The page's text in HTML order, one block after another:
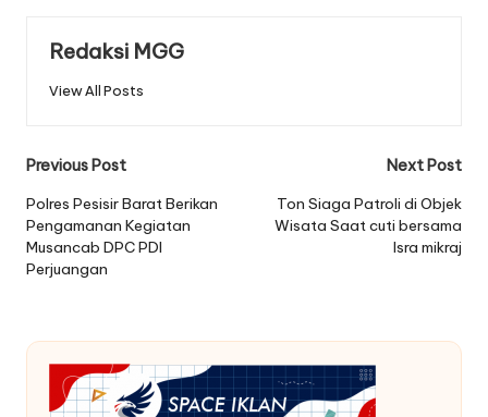
Redaksi MGG
View All Posts
Post
navigation
Previous Post
Polres Pesisir Barat Berikan
Pengamanan Kegiatan
Musancab DPC PDI
Perjuangan
Next Post
Ton Siaga Patroli di Objek
Wisata Saat cuti bersama
Isra mikraj